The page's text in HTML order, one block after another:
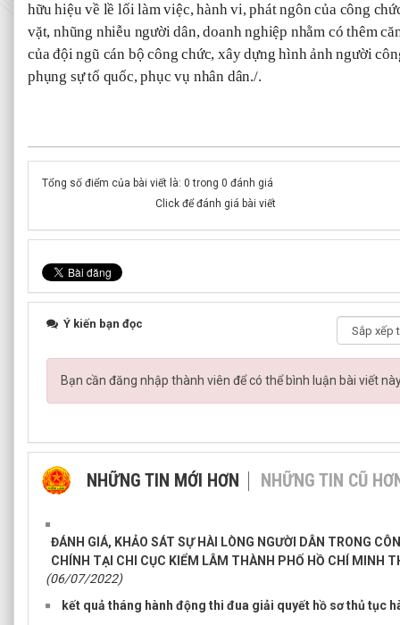
hữu hiệu về lề lối làm việc, hành vi, phát ngôn của công
vặt, nhũng nhiễu người dân, doanh nghiệp nhằm có thêm
của đội ngũ cán bộ công chức, xây dựng hình ảnh người
phụng sự tổ quốc, phục vụ nhân dân./.
Tổng số điểm của bài viết là: 0 trong 0 đánh giá
Click để đánh giá bài viết
Ý kiến bạn đọc
Bạn cần đăng nhập thành viên để có thể bình luận bài viết
NHỮNG TIN MỚI HƠN NHỮNG TIN CŨ
ĐÁNH GIÁ, KHẢO SÁT SỰ HÀI LÒNG NGƯỜI DÂN TRONG
CHÍNH TẠI CHI CỤC KIỂM LÂM THÀNH PHỐ HỒ CHÍ MINH
(06/07/2022)
kết quả tháng hành động thi đua giải quyết hồ sơ thủ tục